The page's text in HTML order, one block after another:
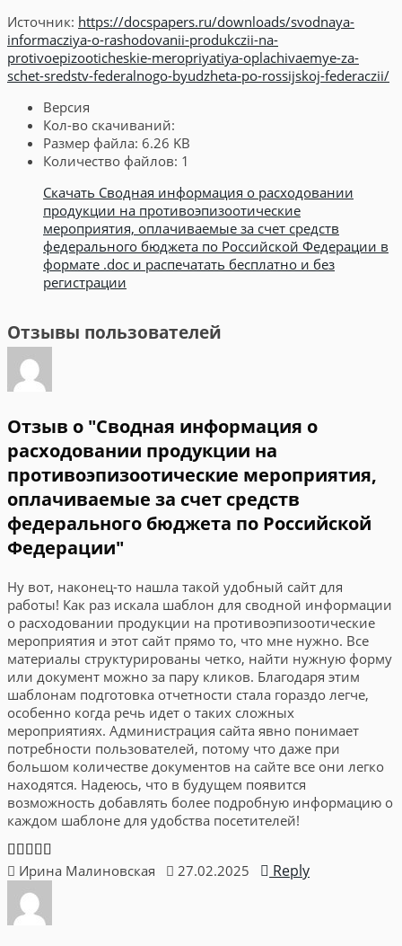
Источник: https://docspapers.ru/downloads/svodnaya-
informacziya-o-rashodovanii-produkczii-na-
protivoepizooticheskie-meropriyatiya-oplachivaemye-za-
schet-sredstv-federalnogo-byudzheta-po-rossijskoj-federaczii/
Версия
Кол-во скачиваний:
Размер файла: 6.26 KB
Количество файлов: 1
Скачать Сводная информация о расходовании
продукции на противоэпизоотические
мероприятия, оплачиваемые за счет средств
федерального бюджета по Российской Федерации в
формате .doc и распечатать бесплатно и без
регистрации
Отзывы пользователей
Отзыв о "Сводная информация о
расходовании продукции на
противоэпизоотические мероприятия,
оплачиваемые за счет средств
федерального бюджета по Российской
Федерации"
Ну вот, наконец-то нашла такой удобный сайт для
работы! Как раз искала шаблон для сводной информации
о расходовании продукции на противоэпизоотические
мероприятия и этот сайт прямо то, что мне нужно. Все
материалы структурированы четко, найти нужную форму
или документ можно за пару кликов. Благодаря этим
шаблонам подготовка отчетности стала гораздо легче,
особенно когда речь идет о таких сложных
мероприятиях. Администрация сайта явно понимает
потребности пользователей, потому что даже при
большом количестве документов на сайте все они легко
находятся. Надеюсь, что в будущем появится
возможность добавлять более подробную информацию о
каждом шаблоне для удобства посетителей!
Ирина Малиновская 27.02.2025 Reply